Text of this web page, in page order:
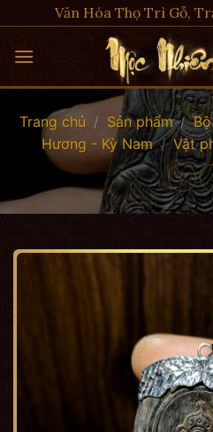
to
content
Văn Hóa Thọ Trì Gỗ,
Trang chủ / Sản phẩm /
Hương - Kỳ Nam / Vật